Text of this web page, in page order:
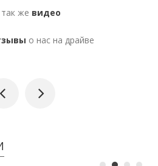
же видео
о нас на драйве